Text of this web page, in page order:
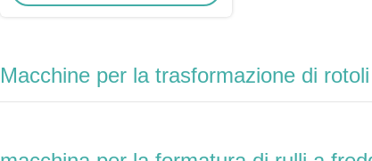
Macchine per la trasformazione di